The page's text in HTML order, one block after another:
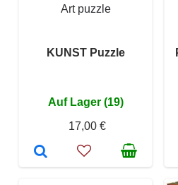
Art puzzle
KUNST Puzzle
Auf Lager (19)
17,00 €